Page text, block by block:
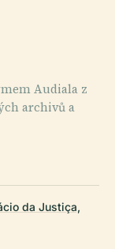
Audiala z
archivů a
da Justiça,